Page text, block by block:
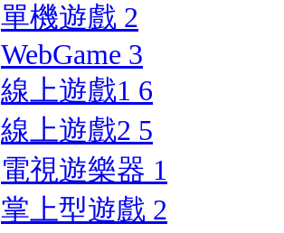
單機遊戲 2
WebGame 3
線上遊戲1 6
線上遊戲2 5
電視遊樂器 1
掌上型遊戲 2